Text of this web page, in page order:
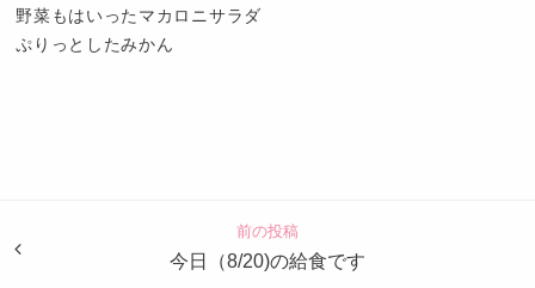
野菜もはいったマカロニサラダ
ぷりっとしたみかん
も
前の投稿
今日（8/20)の給食です